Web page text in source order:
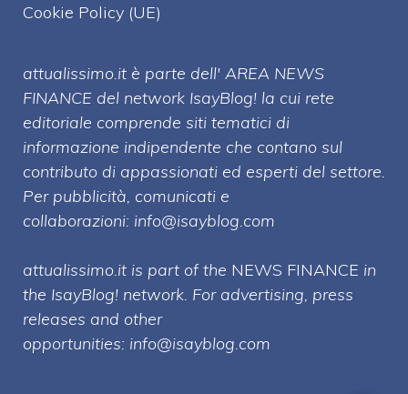
Cookie Policy (UE)
attualissimo.it è parte dell' AREA NEWS
FINANCE del network IsayBlog! la cui rete
editoriale comprende siti tematici di
informazione indipendente che contano sul
contributo di appassionati ed esperti del settore.
Per pubblicità, comunicati e
collaborazioni: info@isayblog.com
attualissimo.it is part of the NEWS FINANCE in
the IsayBlog! network. For advertising, press
releases and other
opportunities: info@isayblog.com